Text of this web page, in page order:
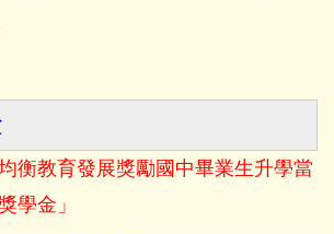
衡教育發展獎勵國中畢業生升學當
學金」